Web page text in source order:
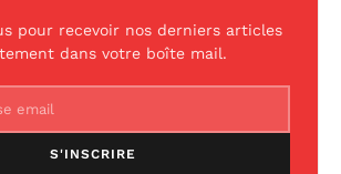
pour recevoir nos derniers articles
dans votre boîte mail.
S'INSCRIRE